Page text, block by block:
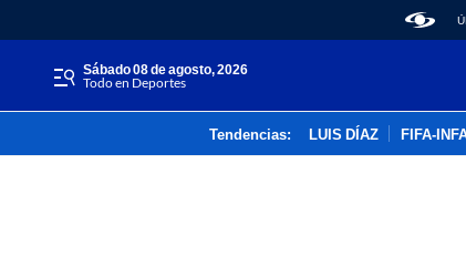
sábado 08 de agosto, 2026
Todo en Deportes
Tendencias: LUIS DÍAZ FIFA-